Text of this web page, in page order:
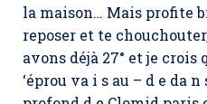
la maison… Mais profite
reposer et te
avons déjà 27° et je crois
‘éprou va i s au – d e da